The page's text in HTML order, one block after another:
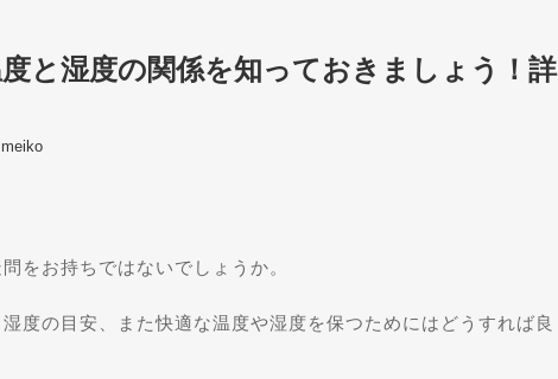
と湿度の関係を知っておきましょう！詳
meiko
をお持ちではないでしょうか。
度の目安、また快適な温度や湿度を保つためにはどうすれば良